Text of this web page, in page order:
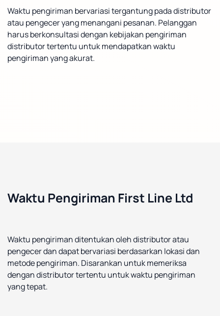
Waktu pengiriman bervariasi tergantung pada distributor
atau pengecer yang menangani pesanan. Pelanggan
harus berkonsultasi dengan kebijakan pengiriman
distributor tertentu untuk mendapatkan waktu
pengiriman yang akurat.
Waktu Pengiriman First Line Ltd
Waktu pengiriman ditentukan oleh distributor atau
pengecer dan dapat bervariasi berdasarkan lokasi dan
metode pengiriman. Disarankan untuk memeriksa
dengan distributor tertentu untuk waktu pengiriman
yang tepat.